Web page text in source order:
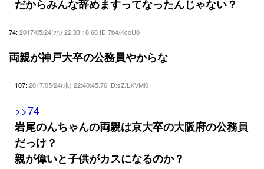
だからみんな辞めますってなったんじゃない？
74: 2017/05/24(水) 22:33:18.60 ID:7b4/KcoU0
両親が神戸大卒の公務員やからな
107: 2017/05/24(水) 22:40:45.76 ID:sZ/LXVMi0
>>74
岩尾のんちゃんの両親は京大卒の大阪府の公務員
だっけ？
親が偉いと子供がカスになるのか？